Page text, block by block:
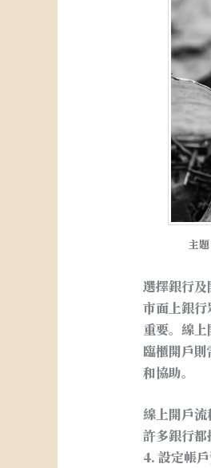
主
選擇銀行
市面上銀
重要。線
臨櫃開戶
和協助。
線上開戶
許多銀行
4. 設定帳